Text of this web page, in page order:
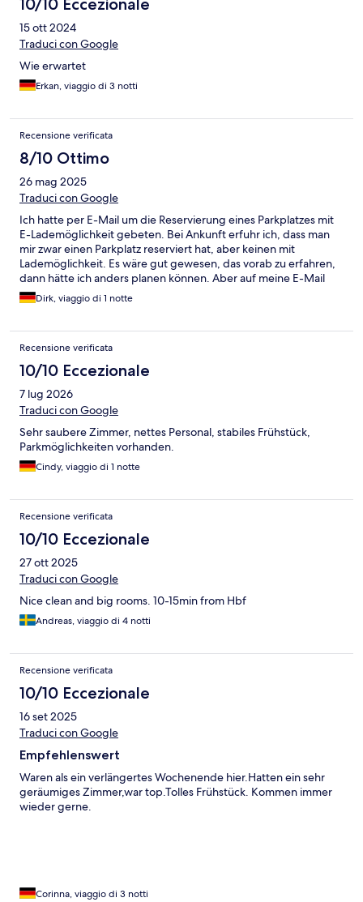
10/10 Eccezionale
15 ott 2024
Traduci con Google
Wie erwartet
Erkan, viaggio di 3 notti
Recensione verificata
8/10 Ottimo
26 mag 2025
Traduci con Google
Ich hatte per E-Mail um die Reservierung eines Parkplatzes mit
E-Lademöglichkeit gebeten. Bei Ankunft erfuhr ich, dass man
mir zwar einen Parkplatz reserviert hat, aber keinen mit
Lademöglichkeit. Es wäre gut gewesen, das vorab zu erfahren,
dann hätte ich anders planen können. Aber auf meine E-Mail
hab ich keine Antwort bekommen. Alles andere (Zimmer,
Service, Frühstück) war einwandfrei.
Dirk, viaggio di 1 notte
Recensione verificata
10/10 Eccezionale
7 lug 2026
Traduci con Google
Sehr saubere Zimmer, nettes Personal, stabiles Frühstück,
Parkmöglichkeiten vorhanden.
Cindy, viaggio di 1 notte
Recensione verificata
10/10 Eccezionale
27 ott 2025
Traduci con Google
Nice clean and big rooms. 10-15min from Hbf
Andreas, viaggio di 4 notti
Recensione verificata
10/10 Eccezionale
16 set 2025
Traduci con Google
Empfehlenswert
Waren als ein verlängertes Wochenende hier.Hatten ein sehr
geräumiges Zimmer,war top.Tolles Frühstück. Kommen immer
wieder gerne.
Corinna, viaggio di 3 notti